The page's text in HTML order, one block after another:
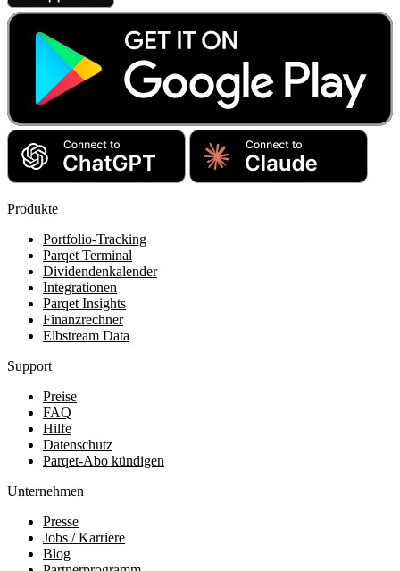
Produkte
Portfolio-Tracking
Parqet Terminal
Dividendenkalender
Integrationen
Parqet Insights
Finanzrechner
Elbstream Data
Support
Preise
FAQ
Hilfe
Datenschutz
Parqet-Abo kündigen
Unternehmen
Presse
Jobs / Karriere
Blog